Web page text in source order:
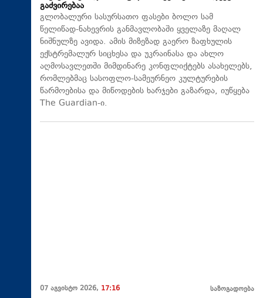
გაძვირებაა
გლობალური სასურსათო ფასები ბოლო სამ
წელიწად-ნახევრის განმავლობაში ყველაზე მაღალ
ნიშნულზე ავიდა. ამის მიზეზად გაერო ზაფხულის
ექსტრემალურ სიცხესა და უკრაინასა და ახლო
აღმოსავლეთში მიმდინარე კონფლიქტებს ასახელებს,
რომლებმაც სასოფლო-სამეურნეო კულტურების
წარმოებისა და მიწოდების ხარჯები გაზარდა, იუწყება
The Guardian-ი.
07 აგვისტო 2026, 17:16 საზოგადოება